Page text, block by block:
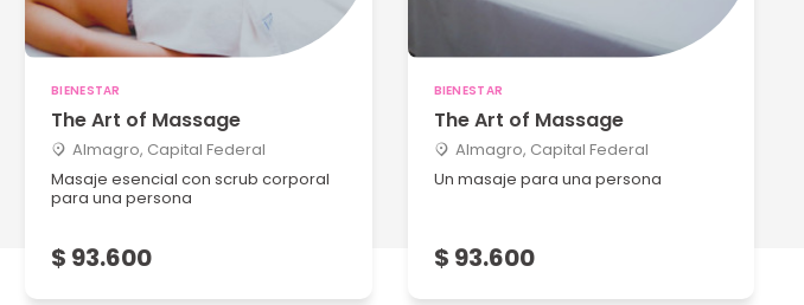
BIENESTAR
The Art of Massage
Almagro, Capital Federal
Masaje esencial con scrub corporal
para una persona
$ 93.600
BIENESTAR
The Art of Massage
Almagro, Capital Federal
Un masaje para una persona
$ 93.600